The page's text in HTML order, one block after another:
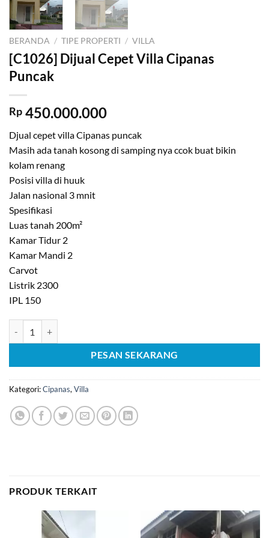
BERANDA / TIPE PROPERTI / VILLA
[C1026] Dijual Cepet Villa Cipanas
Puncak
Rp 450.000.000
Djual cepet villa Cipanas puncak
Masih ada tanah kosong di samping nya ccok buat bikin
kolam renang
Posisi villa di huuk
Jalan nasional 3 mnit
Spesifikasi
Luas tanah 200m²
Kamar Tidur 2
Kamar Mandi 2
Carvot
Listrik 2300
IPL 150
PESAN SEKARANG
Kategori:Cipanas,Villa
PRODUK TERKAIT